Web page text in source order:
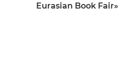
Eurasian Book Fair»